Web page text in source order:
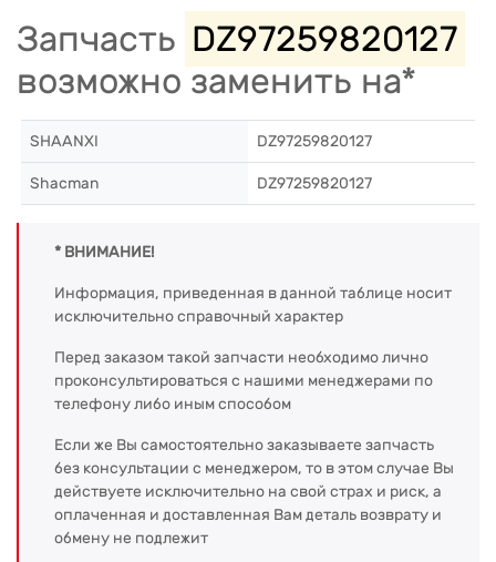
Запчасть DZ97259820127
возможно заменить на*
SHAANXI DZ97259820127
Shacman DZ97259820127
* ВНИМАНИЕ!
Информация, приведенная в данной таблице носит
исключительно справочный характер
Перед заказом такой запчасти необходимо лично
проконсультироваться с нашими менеджерами по
телефону либо иным способом
Если же Вы самостоятельно заказываете запчасть
без консультации с менеджером, то в этом случае Вы
действуете исключительно на свой страх и риск, а
оплаченная и доставленная Вам деталь возврату и
обмену не подлежит